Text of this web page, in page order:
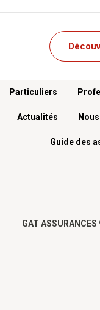
Menu
Particuliers
Actualités
Guide des
GAT